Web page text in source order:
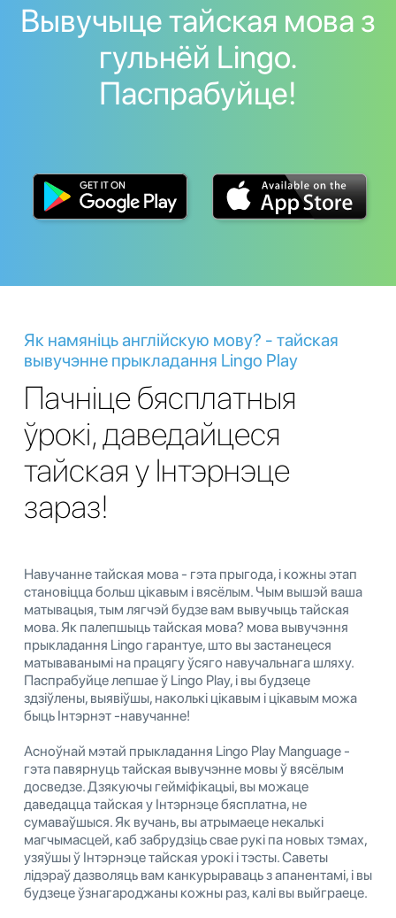
Вывучыце тайская мова з
гульнёй Lingo.
Паспрабуйце!
Як намяніць англійскую мову? - тайская
вывучэнне прыкладання Lingo Play
Пачніце бясплатныя
ўрокі, даведайцеся
тайская у Інтэрнэце
зараз!
Навучанне тайская мова - гэта прыгода, і кожны этап
становіцца больш цікавым і вясёлым. Чым вышэй ваша
матывацыя, тым лягчэй будзе вам вывучыць тайская
мова. Як палепшыць тайская мова? мова вывучэння
прыкладання Lingo гарантуе, што вы застанецеся
матываванымі на працягу ўсяго навучальнага шляху.
Паспрабуйце лепшае ў Lingo Play, і вы будзеце
здзіўлены, выявіўшы, наколькі цікавым і цікавым можа
быць Інтэрнэт -навучанне!
Асноўнай мэтай прыкладання Lingo Play Manguage -
гэта павярнуць тайская вывучэнне мовы ў вясёлым
досведзе. Дзякуючы гейміфікацыі, вы можаце
даведацца тайская у Інтэрнэце бясплатна, не
сумаваўшыся. Як вучань, вы атрымаеце некалькі
магчымасцей, каб забрудзіць свае рукі па новых тэмах,
узяўшы ў Інтэрнэце тайская урокі і тэсты. Саветы
лідэраў дазволяць вам канкурыраваць з апанентамі, і вы
будзеце ўзнагароджаны кожны раз, калі вы выйграеце.